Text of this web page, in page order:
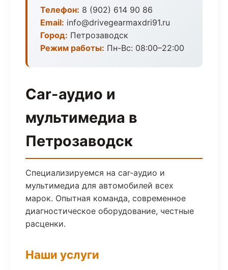
Телефон: 8 (902) 614 90 86
Email: info@drivegearmaxdri91.ru
Город: Петрозаводск
Режим работы: Пн-Вс: 08:00–22:00
Car-аудио и
мультимедиа в
Петрозаводск
Специализируемся на car-аудио и
мультимедиа для автомобилей всех
марок. Опытная команда, современное
диагностическое оборудование, честные
расценки.
Наши услуги